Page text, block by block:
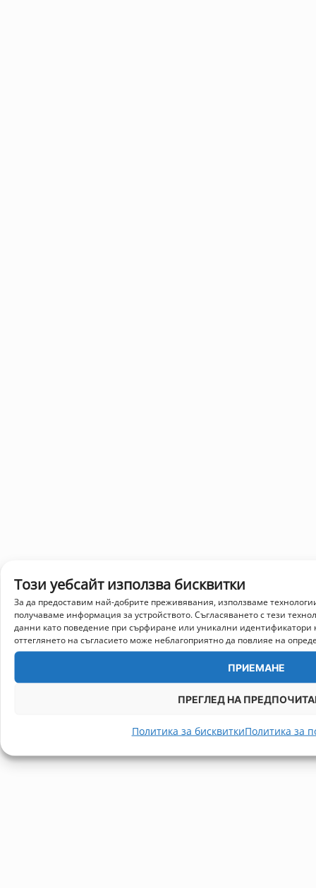
Този уебсайт използва бисквитки
За да предоставим най-добрите преживявания, използваме
получаваме информация за устройството. Съгласяването с тези
данни като поведение при сърфиране или уникални идентификатори
оттеглянето на съгласието може неблагоприятно да повлияе на
ПРИЕМАНЕ
ПРЕГЛЕД НА
Политика за бисквиткиПолитика за